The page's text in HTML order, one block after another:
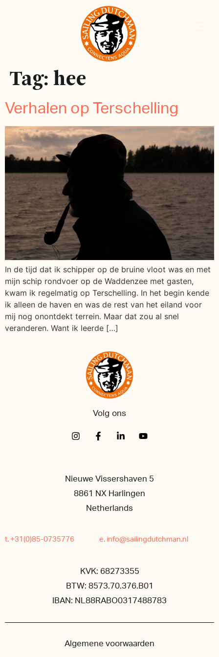
Tag: hee
Verhalen op Terschelling
In de tijd dat ik schipper op de bruine vloot was en met
mijn schip rondvoer op de Waddenzee met gasten,
kwam ik regelmatig op Terschelling. In het begin kende
ik alleen de haven en was de rest van het eiland voor
mij nog onontdekt terrein. Maar dat zou al snel
veranderen. Want ik leerde […]
Volg ons
Nieuwe Vissershaven 5
8861 NX Harlingen
Netherlands
t. +31(0)85-0735776 e. info@sailingdutchman.nl
KVK: 68273355
BTW: 8573.70.376.B01
IBAN: NL88RABO0317488783
Algemene voorwaarden